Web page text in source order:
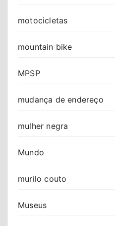
motocicletas
mountain bike
MPSP
mudança de endereço
mulher negra
Mundo
murilo couto
Museus